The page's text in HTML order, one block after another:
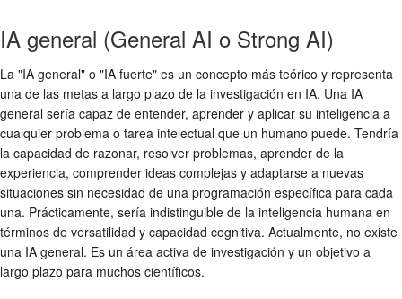
IA general (General AI o Strong AI)
La "IA general" o "IA fuerte" es un concepto más teórico y representa
una de las metas a largo plazo de la investigación en IA. Una IA
general sería capaz de entender, aprender y aplicar su inteligencia a
cualquier problema o tarea intelectual que un humano puede. Tendría
la capacidad de razonar, resolver problemas, aprender de la
experiencia, comprender ideas complejas y adaptarse a nuevas
situaciones sin necesidad de una programación específica para cada
una. Prácticamente, sería indistinguible de la inteligencia humana en
términos de versatilidad y capacidad cognitiva. Actualmente, no existe
una IA general. Es un área activa de investigación y un objetivo a
largo plazo para muchos científicos.